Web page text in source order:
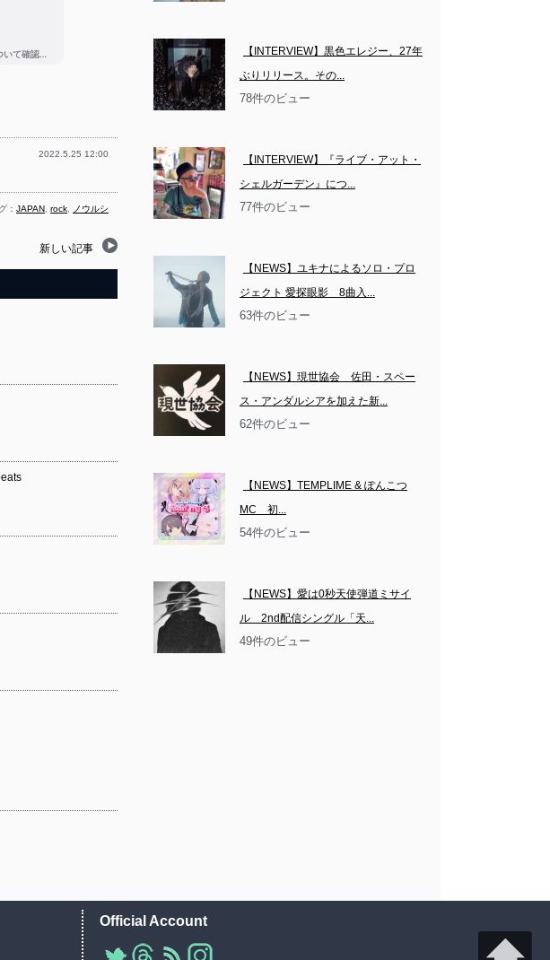
2022.5.25 12:00
： JAPAN rock ノウルシ
新しい記事
【INTERVIEW】黒色エレジー、27年
ぶりリリース。その...
78件のビュー
【INTERVIEW】『ライブ・アット・
シェルガーデン』につ...
77件のビュー
【NEWS】ユキナによるソロ・プロ
ジェクト 愛探眼影　8曲入...
63件のビュー
【NEWS】現世協会　佐田・スペー
ス・アンダルシアを加えた新...
62件のビュー
【NEWS】TEMPLIME & ぽんこつ
MC　初...
54件のビュー
【NEWS】愛は0秒天使弾道ミサイ
ル　2nd配信シングル「天...
49件のビュー
Official Account